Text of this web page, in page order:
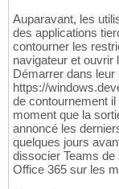
Auparavant, les
des applications
contourner les
navigateur et ouvrir
Démarrer dans
https://
de contournement
moment que la
annoncé les
quelques jours
dissocier Teams
Office 365 sur les